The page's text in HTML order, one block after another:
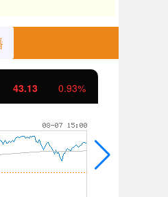
43.13 0.93%